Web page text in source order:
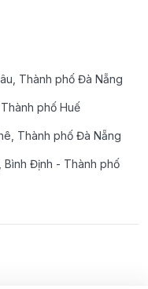
Thành phố Đà Nẵng
phố Huế
Thành phố Đà Nẵng
Bình Định - Thành phố